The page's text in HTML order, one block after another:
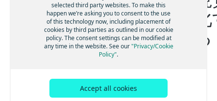
事前定義されたマップスキームを追加する
事前定義されたマップフィーチャーを追加す
マップデータにリアルタイムでアクセスする
HERE Style Editorを使用してスタイルを作成
カスタムレイヤーのスタイルガイド
カスタムレイヤーのスタイルテクニック
ルートオプションを追加する
電気自動車のルートを取得する
高度なルート検索機能
ルート上の交通状況を視覚化する
交通情報を更新する
トラフィック・エンジン
その他の交通機能
ポジショニングの使用を開始する
ポジショニングを最適化する
バックグラウンド更新を有効にする
GPXレコーディングアプリを作成する
Androidナビゲーション
ナビゲーションの使用を開始する
音声ガイダンスを追加する
ルート逸脱を処理する
レーンアシスタンスを取得する
車両前方の地図情報
Androidオフライン
オフラインマップの使用を開始する
マップデータをインストールする
代替オプション
オフライン検索機能
Android屋内地図
屋内地図コンポーネントを使用する
カスタムマップカタログ
Android Autoと統合する
Jetpack Composeを使用してマップビューを追
加する
以前のバージョンから更新する
エンジン
ベストプラクティス
データとOTAコストを管理する
デバッグとトラブルシューティング
Androidの使用状況統計、法律、プライバシー
トランザクションと使用状況統計
法的要件とプライバシー要件
地図の使用を開始する
マップ ビューを調整する
地図を操作する
マップアイテムを追加する
事前定義されたマップフィーチャーを追加す
iOSの検索
検索を開始する
検索機能とジオコーディング機能
iOSのルート検索
ルート検索を開始する
UI ビルディング ブロックを追加する
電気自動車のルートを取得する
高度なルート検索機能
iOSの交通情報
交通情報の使用を開始する
交通情報を更新する
る
selected third party websites. To make this
happen we’re asking you to consent to the use
of this technology now, including placement of
cookies by third parties as outlined in our cookie
policy. The consent settings can be modified at
any time in the website. See our"Privacy/Cookie
Policy".
Accept all cookies